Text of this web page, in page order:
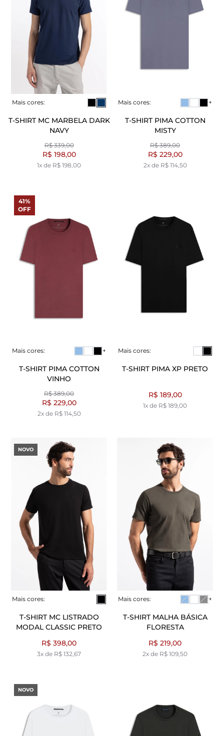
Mais cores:
T-SHIRT MC MARBELA DARK
NAVY
R$ 339,00
R$ 198,00
1x de R$ 198,00
Mais cores: +
T-SHIRT PIMA COTTON
MISTY
R$ 389,00
R$ 229,00
2x de R$ 114,50
Mais cores: +
T-SHIRT PIMA COTTON
VINHO
R$ 389,00
R$ 229,00
2x de R$ 114,50
41%
OFF
Mais cores:
T-SHIRT PIMA XP PRETO
R$ 189,00
1x de R$ 189,00
Mais cores:
T-SHIRT MC LISTRADO
MODAL CLASSIC PRETO
R$ 398,00
3x de R$ 132,67
NOVO
Mais cores: +
T-SHIRT MALHA BÁSICA
FLORESTA
R$ 219,00
2x de R$ 109,50
NOVO